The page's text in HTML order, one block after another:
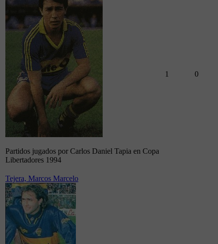
Partidos jugados por Carlos Daniel Tapia en Copa
Libertadores 1994
1 0
Tejera, Marcos Marcelo